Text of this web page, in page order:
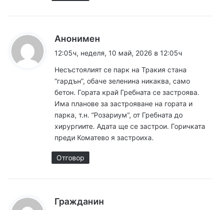
Анонимен
а
а
12:05ч, неделя, 10 май, 2026 в 12:05ч
Несъстоялият се парк на Тракия стана
“гардън”, обаче зеленина никаква, само
бетон. Гората край Гребната се застроява.
Има планове за застрояване на гората и
парка, т.н. “Розариум”, от Гребната до
хирургиите. Адата ще се застрои. Горичката
преди Коматево я застроиха.
Отговор
Гражданин